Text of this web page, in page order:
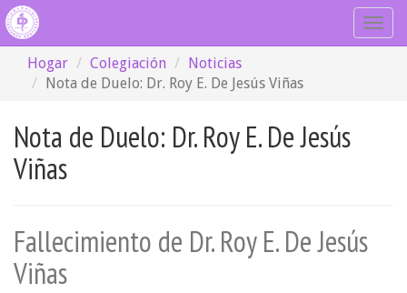
Hogar
Colegiación
Noticias
Nota de Duelo: Dr. Roy E. De Jesús Viñas
Nota de Duelo: Dr. Roy E. De Jesús
Viñas
Fallecimiento de Dr. Roy E. De Jesús
Viñas